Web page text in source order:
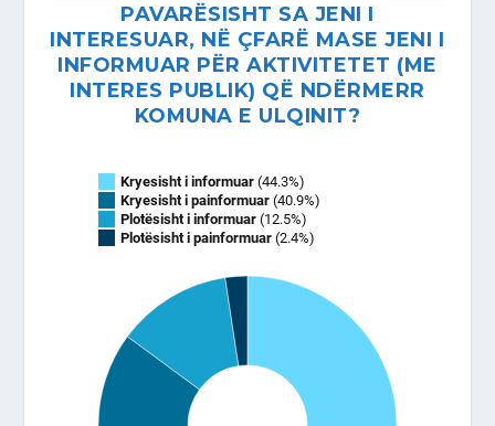
PAVARËSISHT SA JENI I
INTERESUAR, NË ÇFARË MASE JENI I
INFORMUAR PËR AKTIVITETET (ME
INTERES PUBLIK) QË NDËRMERR
KOMUNA E ULQINIT?